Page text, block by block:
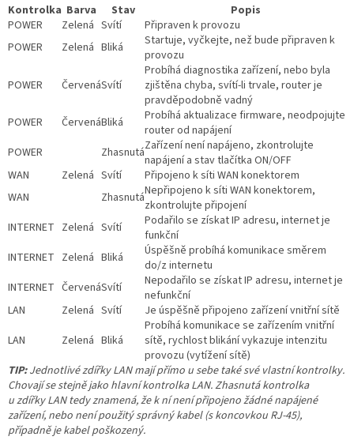
Kontrolka Barva Stav
Popis
POWER
Zelená Svítí
Připraven k provozu
POWER
Zelená Bliká
Startuje, vyčkejte, než bude připraven k
provozu
POWER
ČervenáSvítí
Probíhá diagnostika zařízení, nebo byla
zjištěna chyba, svítí-li trvale, router je
pravděpodobně vadný
POWER
ČervenáBliká
Probíhá aktualizace firmware, neodpojujte
router od napájení
POWER
ZhasnutáZařízení není napájeno, zkontrolujte
napájení a stav tlačítka ON/OFF
WAN
Zelená Svítí
Připojeno k síti WAN konektorem
WAN
ZhasnutáNepřipojeno k síti WAN konektorem,
zkontrolujte připojení
INTERNET Zelená Svítí
Podařilo se získat IP adresu, internet je
funkční
INTERNET Zelená Bliká
Úspěšně probíhá komunikace směrem
do/z internetu
INTERNET ČervenáSvítí
Nepodařilo se získat IP adresu, internet je
nefunkční
LAN
Zelená Svítí
Je úspěšně připojeno zařízení vnitřní sítě
LAN
Zelená Bliká
Probíhá komunikace se zařízením vnitřní
sítě, rychlost blikání vykazuje intenzitu
provozu (vytížení sítě)
TIP: Jednotlivé zdířky LAN mají přímo u sebe také své vlastní kontrolky.
Chovají se stejně jako hlavní kontrolka LAN. Zhasnutá kontrolka
u zdířky LAN tedy znamená, že k ní není připojeno žádné napájené
zařízení, nebo není použitý správný kabel (s koncovkou RJ-45),
případně je kabel poškozený.